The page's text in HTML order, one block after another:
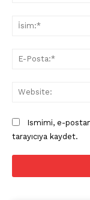
Ismimi, e-
tarayıcıya kaydet.